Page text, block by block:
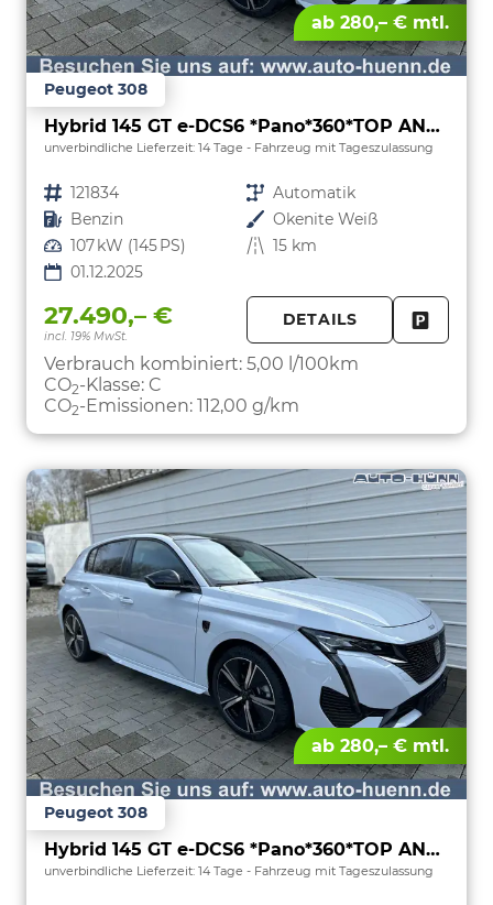
ab 280,– € mtl.
Peugeot 308
Hybrid 145 GT e-DCS6 *Pano*360*TOP ANGEBOT
unverbindliche Lieferzeit: 14 Tage Fahrzeug mit Tageszulassung
Fahrzeugnr. 121834 Getriebe Automatik
Kraftstoff Benzin Außenfarbe Okenite Weiß
Leistung 107 kW (145 PS) Kilometerstand 15 km
01.12.2025
27.490,– €
incl. 19% MwSt.
DETAILS
Verbrauch kombiniert: 5,00 l/100km
CO2-Klasse: C
CO2-Emissionen: 112,00 g/km
ab 280,– € mtl.
Peugeot 308
Hybrid 145 GT e-DCS6 *Pano*360*TOP ANGEBOT
unverbindliche Lieferzeit: 14 Tage Fahrzeug mit Tageszulassung